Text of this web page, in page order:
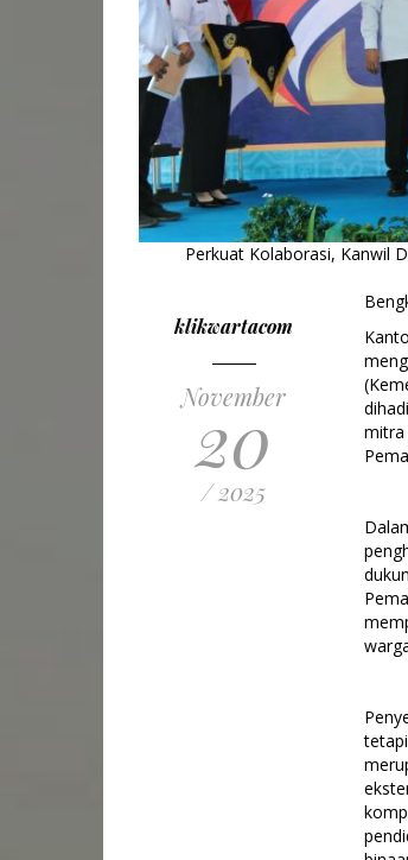
Perkuat Kolaborasi, Kanwil
klikwartacom
November
20
/ 2025
mitra